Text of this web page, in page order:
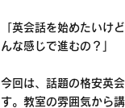
「英会話を始めたいけ
んな感じで進むの？」
今回は、話題の格安英
す。教室の雰囲気から